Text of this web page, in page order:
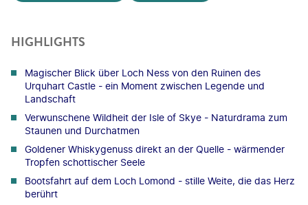
HIGHLIGHTS
Magischer Blick über Loch Ness von den Ruinen des
Urquhart Castle - ein Moment zwischen Legende und
Landschaft
Verwunschene Wildheit der Isle of Skye - Naturdrama zum
Staunen und Durchatmen
Goldener Whiskygenuss direkt an der Quelle - wärmender
Tropfen schottischer Seele
Bootsfahrt auf dem Loch Lomond - stille Weite, die das Herz
berührt